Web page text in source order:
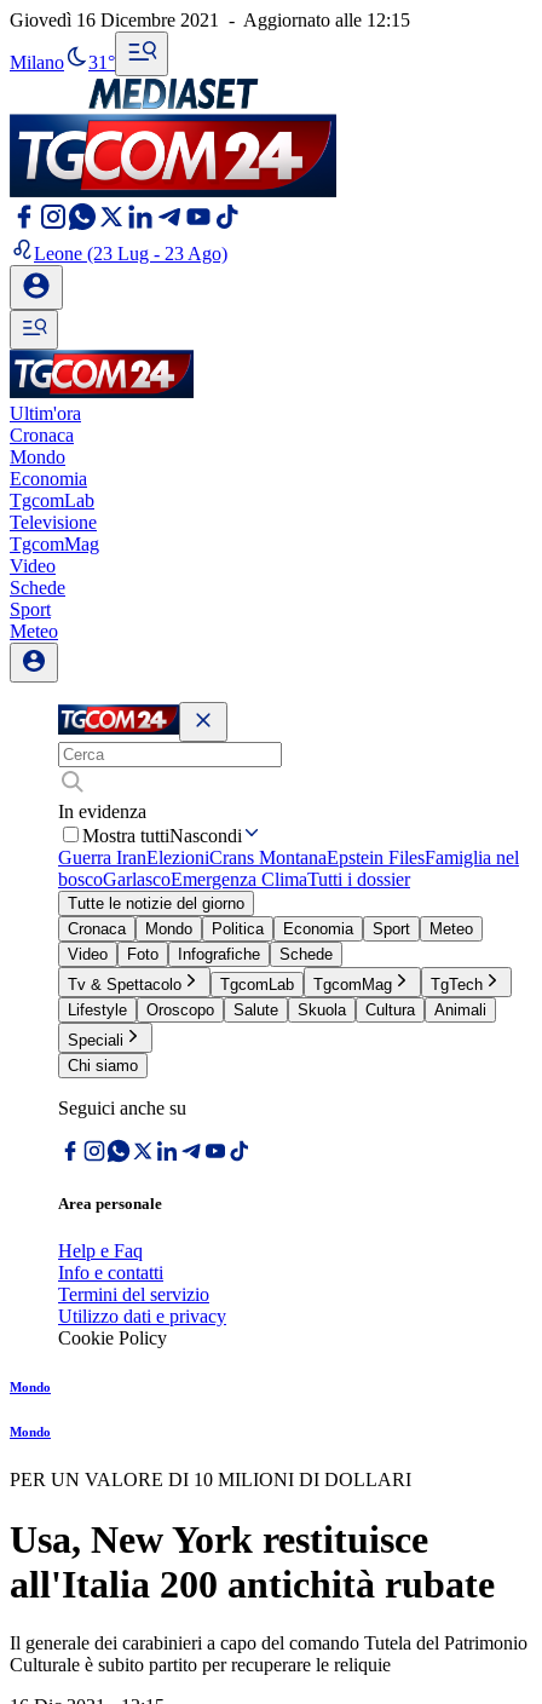
Giovedì 16 Dicembre 2021 - Aggiornato alle 12:15
Milano 31°
Leone (23 Lug - 23 Ago)
Ultim'ora
Cronaca
Mondo
Economia
TgcomLab
Televisione
TgcomMag
Video
Schede
Sport
Meteo
In evidenza
Mostra tuttiNascondi
Guerra IranElezioniCrans MontanaEpstein FilesFamiglia nel
boscoGarlascoEmergenza ClimaTutti i dossier
Tutte le notizie del giorno
Cronaca
Mondo Politica Economia Sport
Meteo
Video
Foto Infografiche
Schede
Tv & Spettacolo
TgcomLab TgcomMag
TgTech
Lifestyle
Oroscopo Salute Skuola Cultura
Animali
Speciali
Chi siamo
Seguici anche su
Area personale
Help e Faq
Info e contatti
Termini del servizio
Utilizzo dati e privacy
Cookie Policy
Mondo
Mondo
PER UN VALORE DI 10 MILIONI DI DOLLARI
Usa, New York restituisce
all'Italia 200 antichità rubate
Il generale dei carabinieri a capo del comando Tutela del Patrimonio
Culturale è subito partito per recuperare le reliquie